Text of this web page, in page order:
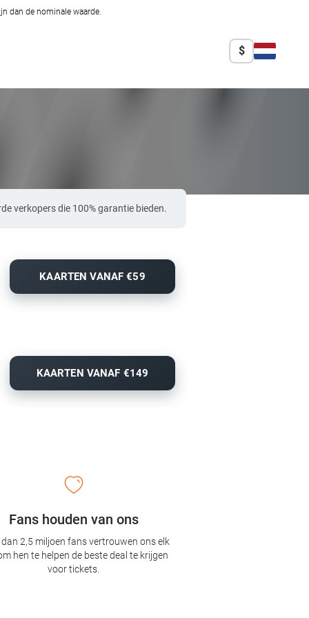
dan de nominale waarde.
$
verkopers die 100% garantie bieden.
KAARTEN VANAF €59
KAARTEN VANAF €149
Fans houden van ons
2,5 miljoen fans vertrouwen ons elk
hen te helpen de beste deal te krijgen
voor tickets.